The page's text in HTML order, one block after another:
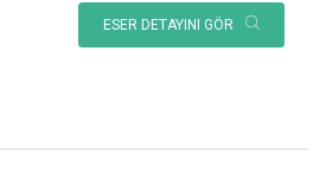
ESER DETAYINI GÖR